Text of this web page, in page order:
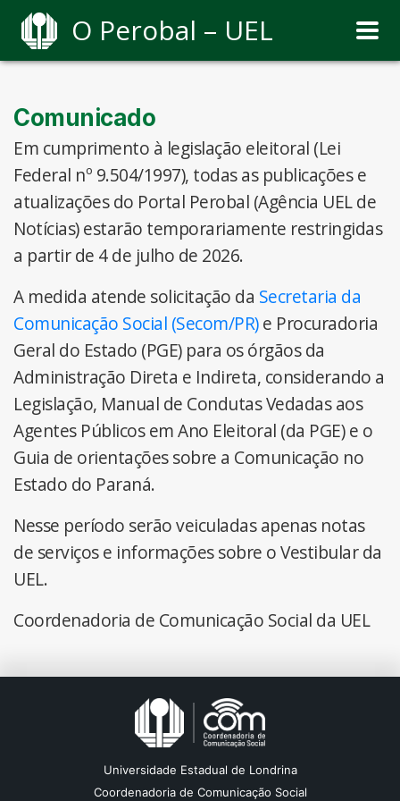
O Perobal – UEL
Comunicado
Em cumprimento à legislação eleitoral (Lei
Federal nº 9.504/1997), todas as publicações e
atualizações do Portal Perobal (Agência UEL de
Notícias) estarão temporariamente restringidas
a partir de 4 de julho de 2026.
A medida atende solicitação da Secretaria da
Comunicação Social (Secom/PR)e Procuradoria
Geral do Estado (PGE) para os órgãos da
Administração Direta e Indireta, considerando a
Legislação, Manual de Condutas Vedadas aos
Agentes Públicos em Ano Eleitoral (da PGE) e o
Guia de orientações sobre a Comunicação no
Estado do Paraná.
Nesse período serão veiculadas apenas notas
de serviços e informações sobre o Vestibular da
UEL.
Coordenadoria de Comunicação Social da UEL
Universidade Estadual de Londrina
Coordenadoria de Comunicação Social